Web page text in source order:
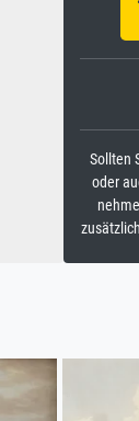
Sollten
oder